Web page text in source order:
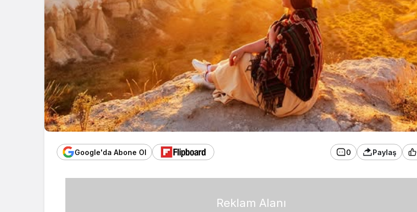
Google'da Abone Ol 0 Paylaş
Reklam Alanı